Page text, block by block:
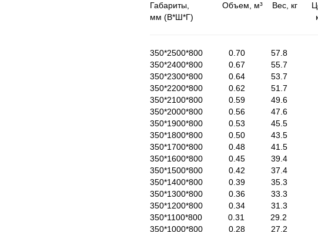
Габариты, Объем, м³ Вес, кг Цена,
мм (В*Ш*Г) корпус б/к
350*2500*800 0.70 57.8
350*2400*800 0.67 55.7
350*2300*800 0.64 53.7
350*2200*800 0.62 51.7
350*2100*800 0.59 49.6
350*2000*800 0.56 47.6
350*1900*800 0.53 45.5
350*1800*800 0.50 43.5
350*1700*800 0.48 41.5
350*1600*800 0.45 39.4
350*1500*800 0.42 37.4
350*1400*800 0.39 35.3
350*1300*800 0.36 33.3
350*1200*800 0.34 31.3
350*1100*800 0.31 29.2
350*1000*800 0.28 27.2